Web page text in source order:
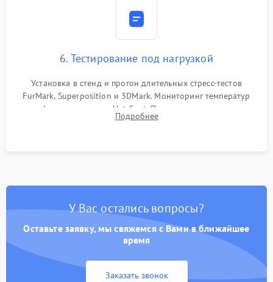
6. Тестирование под нагрузкой
Установка в стенд и прогон длительных стресс-тестов
FurMark, Superposition и 3DMark. Мониторинг температур
графического чипа и Hot Spot. Проверка на отсутствие
артефактов изображения, вылетов драйвера и зависаний.
Подробнее
У Вас остались вопросы?
Оставьте заявку, мы свяжемся с Вами в ближайшее
время
Заказать звонок